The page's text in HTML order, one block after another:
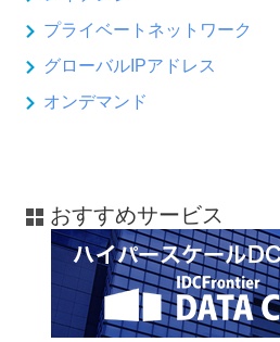
プライベートネットワーク
グローバルIPアドレス
オンデマンド
おすすめサービス